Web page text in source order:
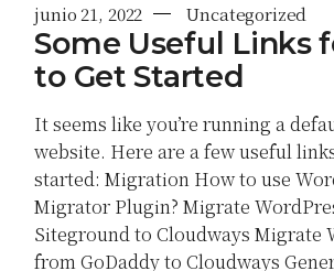
junio 21, 2022 Uncategorized
Some Useful Links
to Get Started
It seems like you’re running a
website. Here are a few useful
started: Migration How to use
Migrator Plugin? Migrate
Siteground to Cloudways Migrate
from GoDaddy to Cloudways